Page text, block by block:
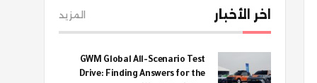
اخر الأخبار المزيد
GWM Global All-Scenario Test
Drive: Finding Answers for the